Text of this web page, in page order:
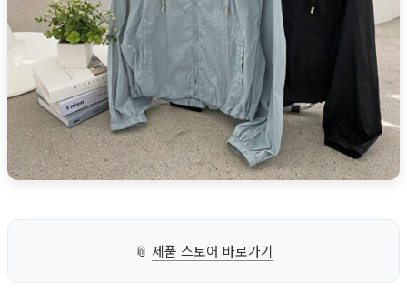
📎 제품 스토어 바로가기